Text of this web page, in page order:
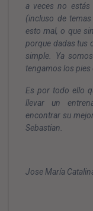
a veces no estás
(incluso de
esto mal, o que
porque dadas tus
simple. Ya
tengamos los pies
Es por todo ello
llevar un
encontrar su
Sebastian.
Jose María